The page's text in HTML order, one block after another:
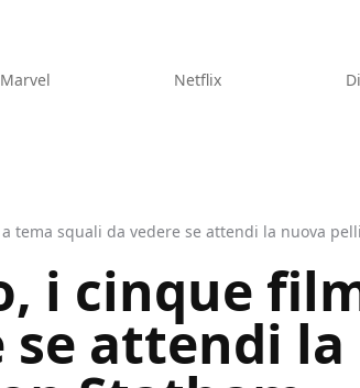
Marvel Netflix
a tema squali da vedere se attendi la nuova
i cinque
se attendi